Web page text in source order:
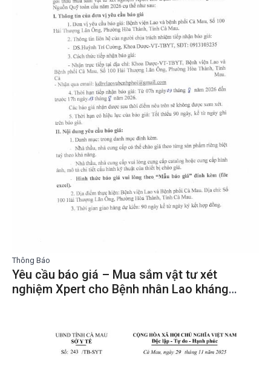
Thông Báo
Yêu cầu báo giá – Mua sắm vật tư xét
nghiệm Xpert cho Bệnh nhân Lao kháng